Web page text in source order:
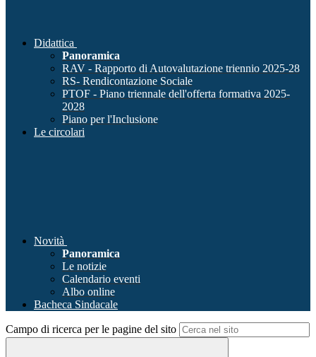
Didattica
Panoramica
RAV - Rapporto di Autovalutazione triennio 2025-28
RS- Rendicontazione Sociale
PTOF - Piano triennale dell'offerta formativa 2025-
2028
Piano per l'Inclusione
Le circolari
Novità
Panoramica
Le notizie
Calendario eventi
Albo online
Bacheca Sindacale
Campo di ricerca per le pagine del sito